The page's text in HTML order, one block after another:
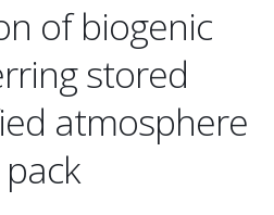
of biogenic
stored
atmosphere